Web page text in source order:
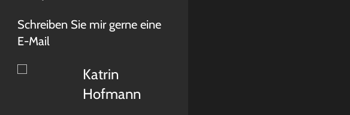
Schreiben Sie mir gerne eine
E-Mail
Katrin
Hofmann